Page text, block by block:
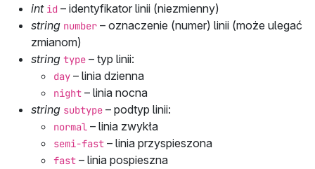
int id – identyfikator linii (niezmienny)
string number – oznaczenie (numer) linii (może ulegać
zmianom)
string type – typ linii:
day – linia dzienna
night – linia nocna
string subtype – podtyp linii:
normal – linia zwykła
semi-fast – linia przyspieszona
fast – linia pospieszna